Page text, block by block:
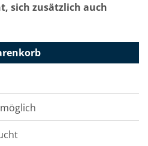
sich zusätzlich auch